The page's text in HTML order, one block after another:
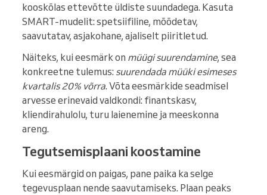
kooskõlas ettevõtte üldiste suundadega. Kasuta
SMART-mudelit: spetsiifiline, mõõdetav,
saavutatav, asjakohane, ajaliselt piiritletud.
Näiteks, kui eesmärk on müügi suurendamine, sea
konkreetne tulemus: suurendada müüki esimeses
kvartalis 20% võrra. Võta eesmärkide seadmisel
arvesse erinevaid valdkondi: finantskasv,
kliendirahulolu, turu laienemine ja meeskonna
areng.
Tegutsemisplaani koostamine
Kui eesmärgid on paigas, pane paika ka selge
tegevusplaan nende saavutamiseks. Plaan peaks